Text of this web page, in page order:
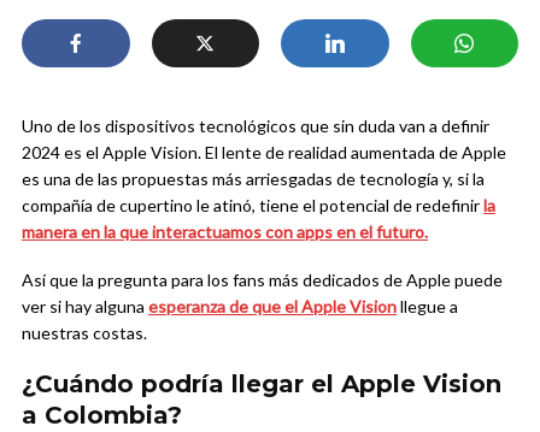
Uno de los dispositivos tecnológicos que sin duda van a definir
2024 es el Apple Vision. El lente de realidad aumentada de Apple
es una de las propuestas más arriesgadas de tecnología y, si la
compañía de cupertino le atinó, tiene el potencial de redefinirla
manera en la que interactuamos con apps en el futuro.
Así que la pregunta para los fans más dedicados de Apple puede
ver si hay alguna esperanza de que el Apple Visionllegue a
nuestras costas.
¿Cuándo podría llegar el Apple Vision
a Colombia?